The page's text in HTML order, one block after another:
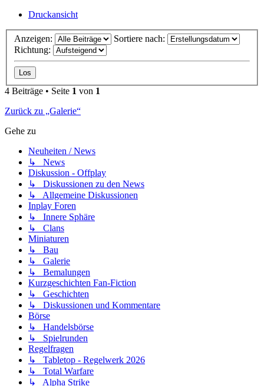
Druckansicht
Anzeigen:
Sortiere nach:
Richtung:
4 Beiträge • Seite 1 von 1
Zurück zu „Galerie“
Gehe zu
Neuheiten / News
↳ News
Diskussion - Offplay
↳ Diskussionen zu den News
↳ Allgemeine Diskussionen
Inplay Foren
↳ Innere Sphäre
↳ Clans
Miniaturen
↳ Bau
↳ Galerie
↳ Bemalungen
Kurzgeschichten Fan-Fiction
↳ Geschichten
↳ Diskussionen und Kommentare
Börse
↳ Handelsbörse
↳ Spielrunden
Regelfragen
↳ Tabletop - Regelwerk 2026
↳ Total Warfare
↳ Alpha Strike